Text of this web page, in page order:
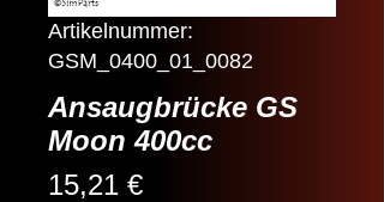
Artikelnummer:
GSM_0400_01_0082
Ansaugbrücke GS
Moon 400cc
15,21 €Preis